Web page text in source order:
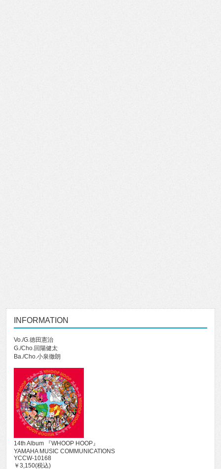
INFORMATION
Vo./G.徳田憲治
G./Cho.回陽健太
Ba./Cho.小泉徹朗
14th Album 『WHOOP HOOP』
YAMAHA MUSIC COMMUNICATIONS
YCCW-10168
￥3,150(税込)